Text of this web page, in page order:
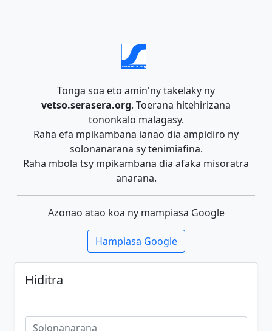
Tonga soa eto amin'ny takelaky ny
vetso.serasera.org. Toerana hitehirizana
tononkalo malagasy.
Raha efa mpikambana ianao dia ampidiro ny
solonanarana sy tenimiafina.
Raha mbola tsy mpikambana dia afaka misoratra
anarana.
Azonao atao koa ny mampiasa Google
Hampiasa Google
Hiditra